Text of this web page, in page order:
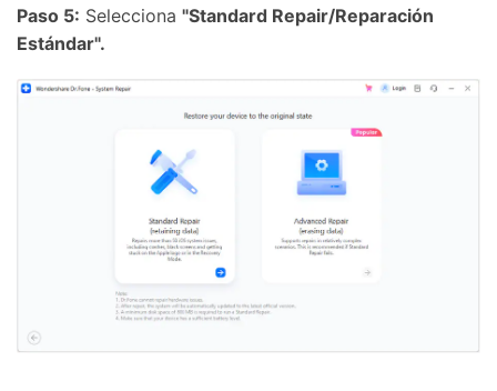
Paso 5: Selecciona "Standard Repair/Reparación
Estándar".